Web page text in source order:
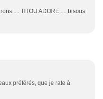
TITOU ADORE..... bisous
préférés, que je rate à